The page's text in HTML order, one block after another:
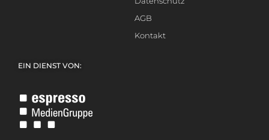
AGB
Kontakt
EIN DIENST VON: